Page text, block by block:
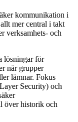
kommunikation i
mer central i takt
verksamhets- och
lösningar för
när grupper
lämnar. Fokus
Security) och
över historik och